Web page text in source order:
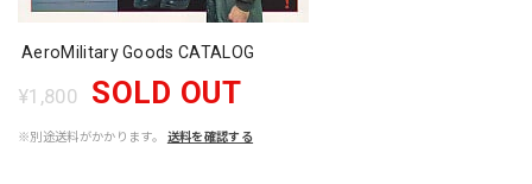
AeroMilitary Goods CATALOG
¥1,800 SOLD OUT
※別途送料がかかります。 送料を確認する